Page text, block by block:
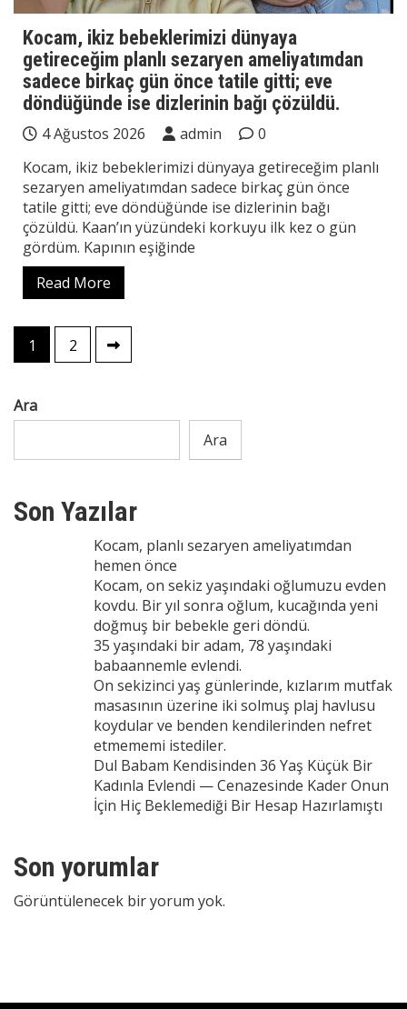
Kocam, ikiz bebeklerimizi dünyaya
getireceğim planlı sezaryen ameliyatımdan
sadece birkaç gün önce tatile gitti; eve
döndüğünde ise dizlerinin bağı çözüldü.
4 Ağustos 2026 admin
0
Kocam, ikiz bebeklerimizi dünyaya getireceğim planlı
sezaryen ameliyatımdan sadece birkaç gün önce
tatile gitti; eve döndüğünde ise dizlerinin bağı
çözüldü. Kaan’ın yüzündeki korkuyu ilk kez o gün
gördüm. Kapının eşiğinde
Read More
Yazı
sayfalaması
1 2
Ara
Ara
Son Yazılar
Kocam, planlı sezaryen ameliyatımdan
hemen önce
Kocam, on sekiz yaşındaki oğlumuzu evden
kovdu. Bir yıl sonra oğlum, kucağında yeni
doğmuş bir bebekle geri döndü.
35 yaşındaki bir adam, 78 yaşındaki
babaannemle evlendi.
On sekizinci yaş günlerinde, kızlarım mutfak
masasının üzerine iki solmuş plaj havlusu
koydular ve benden kendilerinden nefret
etmememi istediler.
Dul Babam Kendisinden 36 Yaş Küçük Bir
Kadınla Evlendi — Cenazesinde Kader Onun
İçin Hiç Beklemediği Bir Hesap Hazırlamıştı
Son yorumlar
Görüntülenecek bir yorum yok.